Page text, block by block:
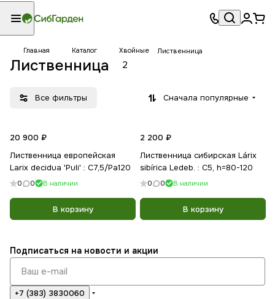
Главная Каталог Хвойные Лиственница
Лиственница 2
Все фильтры Сначала популярные
20 900 ₽
Лиственница европейская
Larix decidua 'Puli' : C7,5/Pa120
0 0 В наличии
В корзину
2 200 ₽
Лиственница сибирская Lárix
sibírica Ledeb. : С5, h=80-120
0 0 В наличии
В корзину
Подписаться на новости и акции
+7 (383) 3830060